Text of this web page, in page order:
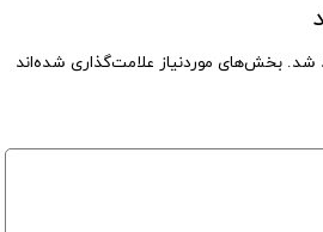
شد. بخش‌های موردنیاز علامت‌گذاری شده‌اند